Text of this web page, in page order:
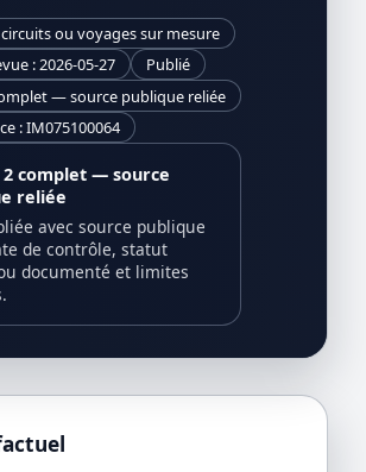
ou voyages sur mesure
: 2026-05-27
Publié
— source publique reliée
: IM075100064
complet — source
reliée
avec source publique
de contrôle, statut
documenté et limites